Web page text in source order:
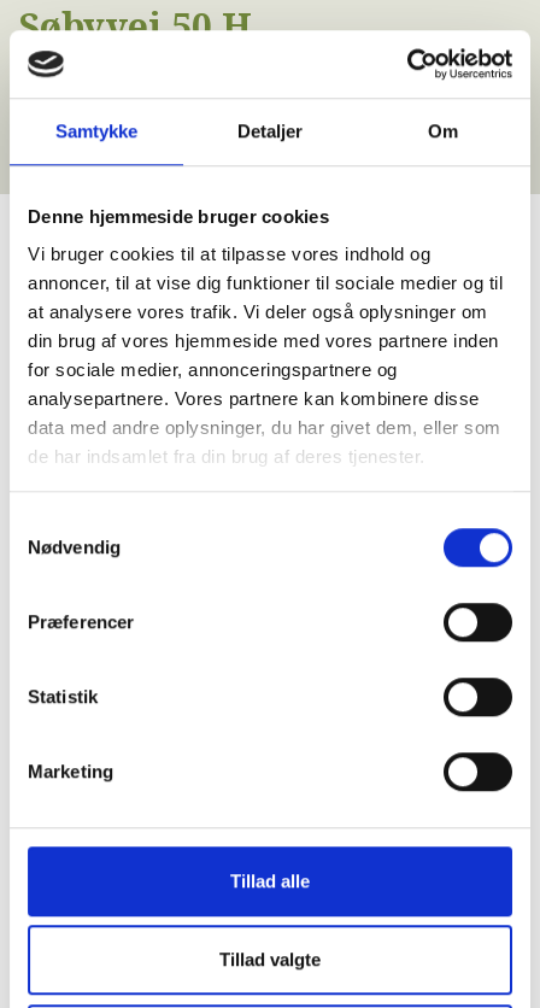
Samtykke Detaljer Om
Denne hjemmeside bruger cookies
Vi bruger cookies til at tilpasse vores indhold og
annoncer, til at vise dig funktioner til sociale medier og til
at analysere vores trafik. Vi deler også oplysninger om
din brug af vores hjemmeside med vores partnere inden
for sociale medier, annonceringspartnere og
analysepartnere. Vores partnere kan kombinere disse
data med andre oplysninger, du har givet dem, eller som
de har indsamlet fra din brug af deres tjenester.
Nødvendig
Præferencer
Statistik
Marketing
Tillad alle
Tillad valgte
Søbyvej 50 H
Højslev
FAKTA
Areal
44.4 m²